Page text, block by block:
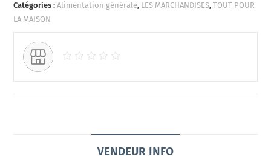
Catégories :Alimentation générale, LES MARCHANDISES,TOUT POUR
LA MAISON
VENDEUR INFO